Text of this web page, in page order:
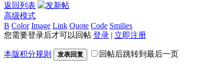
返回列表
高级模式
B Color Image Link Quote Code Smilies
您需要登录后才可以回帖 登录 | 立即注册
本版积分规则 发表回复 回帖后跳转到最后一页